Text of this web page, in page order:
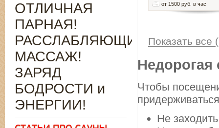
от 1500 руб. в час
Показать все
Недорогая
Чтобы
Не
ОТЛИЧНАЯ
ПАРНАЯ!
РАССЛАБЛЯЮЩИЙ
МАССАЖ!
ЗАРЯД
БОДРОСТИ и
ЭНЕРГИИ!